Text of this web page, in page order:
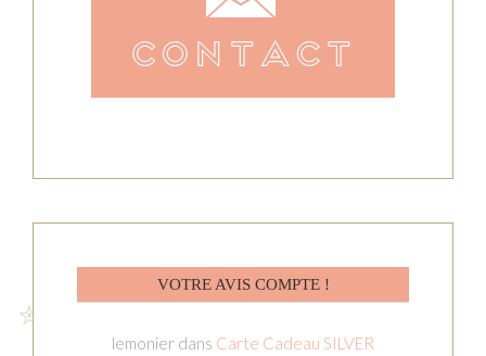
VOTRE AVIS COMPTE !
lemonier dans Carte Cadeau SILVER